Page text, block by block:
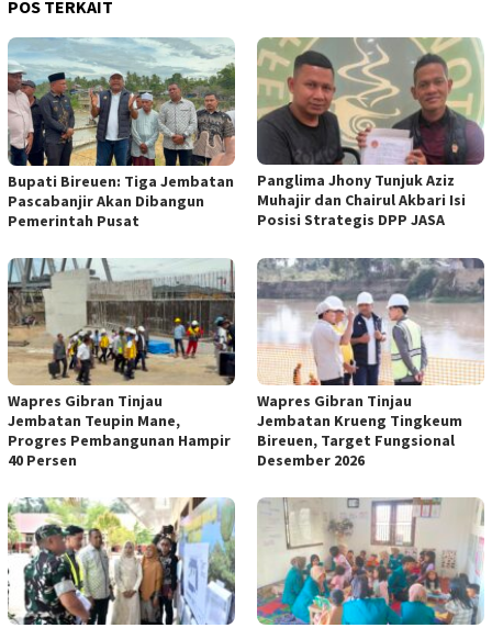
POS TERKAIT
Bupati Bireuen: Tiga Jembatan
Pascabanjir Akan Dibangun
Pemerintah Pusat
Panglima Jhony Tunjuk Aziz
Muhajir dan Chairul Akbari Isi
Posisi Strategis DPP JASA
Wapres Gibran Tinjau
Jembatan Teupin Mane,
Progres Pembangunan Hampir
40 Persen
Wapres Gibran Tinjau
Jembatan Krueng Tingkeum
Bireuen, Target Fungsional
Desember 2026